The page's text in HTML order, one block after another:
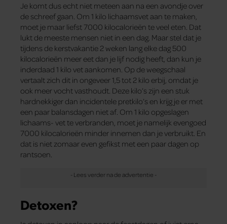
Je komt dus echt niet meteen aan na een avondje over
de schreef gaan. Om 1 kilo lichaamsvet aan te maken,
moet je maar liefst 7000 kilocalorieën te veel eten. Dat
lukt de meeste mensen niet in een dag. Maar stel dat je
tijdens de kerstvakantie 2 weken lang elke dag 500
kilocalorieën meer eet dan je lijf nodig heeft, dan kun je
inderdaad 1 kilo vet aankomen. Op de weegschaal
vertaalt zich dit in ongeveer 1,5 tot 2 kilo erbij, omdat je
ook meer vocht vasthoudt. Deze kilo’s zijn een stuk
hardnekkiger dan incidentele pretkilo’s en krijg je er met
een paar balansdagen niet af. Om 1 kilo opgeslagen
lichaams- vet te verbranden, moet je namelijk evengoed
7000 kilocalorieën minder innemen dan je verbruikt. En
dat is niet zomaar even gefikst met een paar dagen op
rantsoen.
Detoxen?